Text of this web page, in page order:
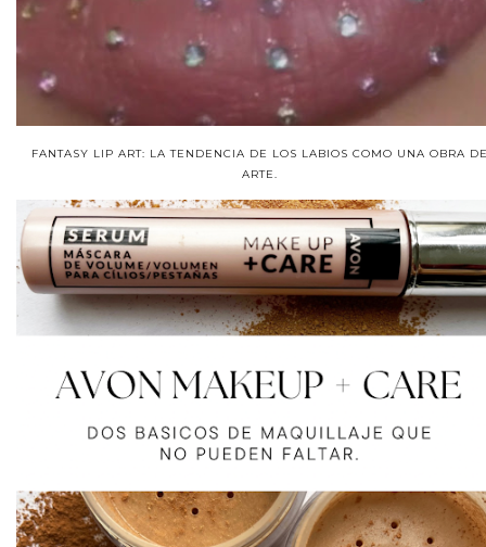
FANTASY LIP ART: LA TENDENCIA DE LOS LABIOS COMO UNA OBRA
ARTE.